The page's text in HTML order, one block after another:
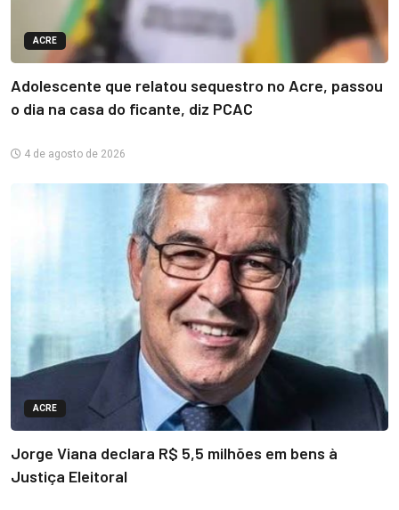
ACRE
Adolescente que relatou sequestro no Acre, passou
o dia na casa do ficante, diz PCAC
4 de agosto de 2026
ACRE
Jorge Viana declara R$ 5,5 milhões em bens à
Justiça Eleitoral